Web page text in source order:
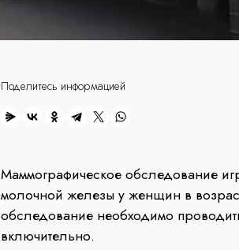
Поделитесь информацией
Маммографическое обследование
молочной железы у женщин в
обследование необходимо
включительно.